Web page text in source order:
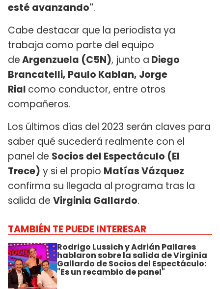
esté avanzando".
Cabe destacar que la periodista ya
trabaja como parte del equipo
deArgenzuela (C5N), junto a Diego
Brancatelli, Paulo Kablan, Jorge
Rial como conductor, entre otros
compañeros.
Los últimos días del 2023 serán claves para
saber qué sucederá realmente con el
panel de Socios del Espectáculo (El
Trece) y si el propio Matías Vázquez
confirma su llegada al programa tras la
salida de Virginia Gallardo.
TAMBIÉN TE PUEDE INTERESAR
Rodrigo Lussich y Adrián Pallares
hablaron sobre la salida de Virginia
Gallardo de Socios del Espectáculo:
"Es un recambio de panel"